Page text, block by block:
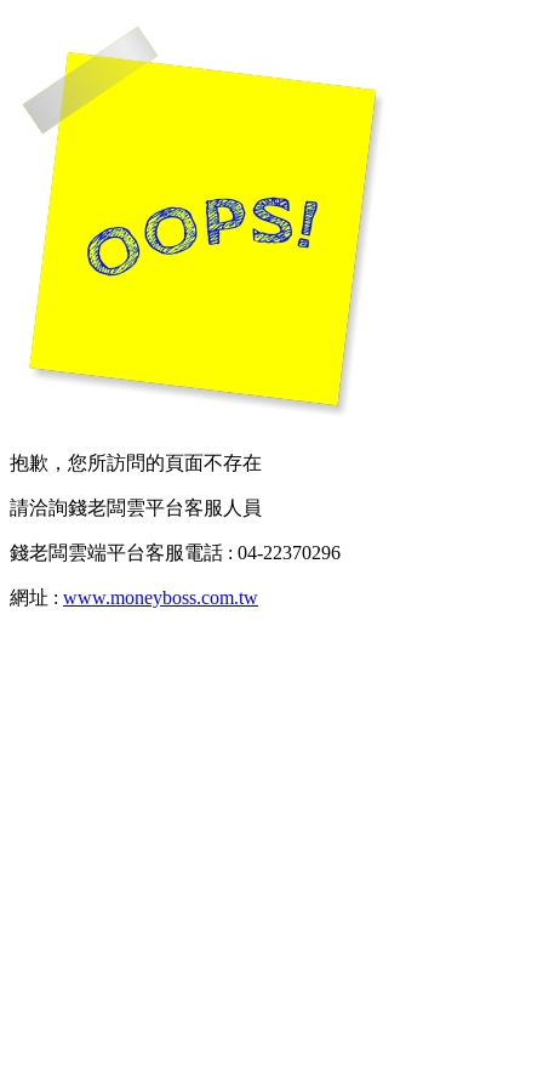
抱歉，您所訪問的頁面不存在
請洽詢錢老闆雲平台客服人員
錢老闆雲端平台客服電話 : 04-22370296
網址 : www.moneyboss.com.tw